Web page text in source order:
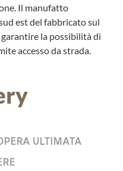
Il manufatto
est del fabbricato sul
la possibilità di
accesso da strada.
ULTIMATA